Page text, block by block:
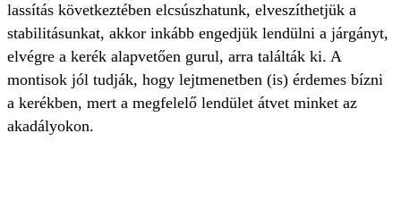
lassítás következtében elcsúszhatunk, elveszíthetjük a
stabilitásunkat, akkor inkább engedjük lendülni a járgányt,
elvégre a kerék alapvetően gurul, arra találták ki. A
montisok jól tudják, hogy lejtmenetben (is) érdemes bízni
a kerékben, mert a megfelelő lendület átvet minket az
akadályokon.